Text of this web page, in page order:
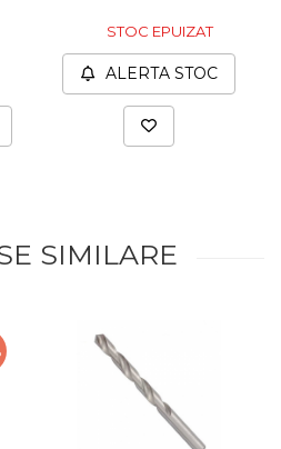
STOC EPUIZAT
ALERTA STOC
SIMILARE